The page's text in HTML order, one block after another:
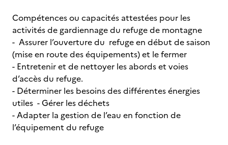
Compétences ou capacités attestées pour les
activités de gardiennage du refuge de montagne
- Assurer l’ouverture du refuge en début de saison
(mise en route des équipements) et le fermer
- Entretenir et de nettoyer les abords et voies
d’accès du refuge.
- Déterminer les besoins des différentes énergies
utiles - Gérer les déchets
- Adapter la gestion de l’eau en fonction de
l’équipement du refuge